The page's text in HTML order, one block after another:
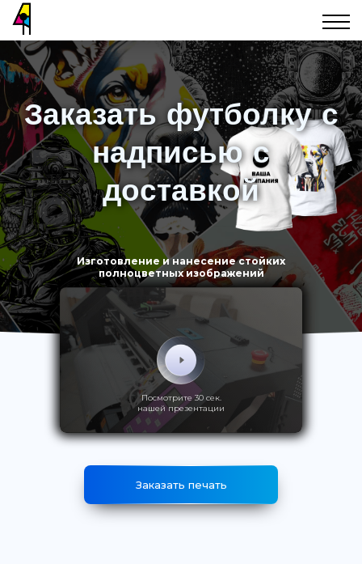
Заказать футболку с
надписью с
доставкой
Изготовление и нанесение стойких
полноцветных изображений
Посмотрите 30 сек.
нашей презентации
Заказать печать